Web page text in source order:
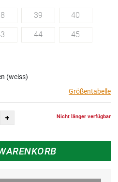
39 40
44 45
(weiss)
Größentabelle
Nicht länger verfügbar